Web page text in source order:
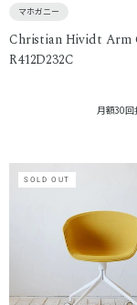
マホガニー
Christian Hividt Arm
R412D232C
月額30回
SOLD OUT